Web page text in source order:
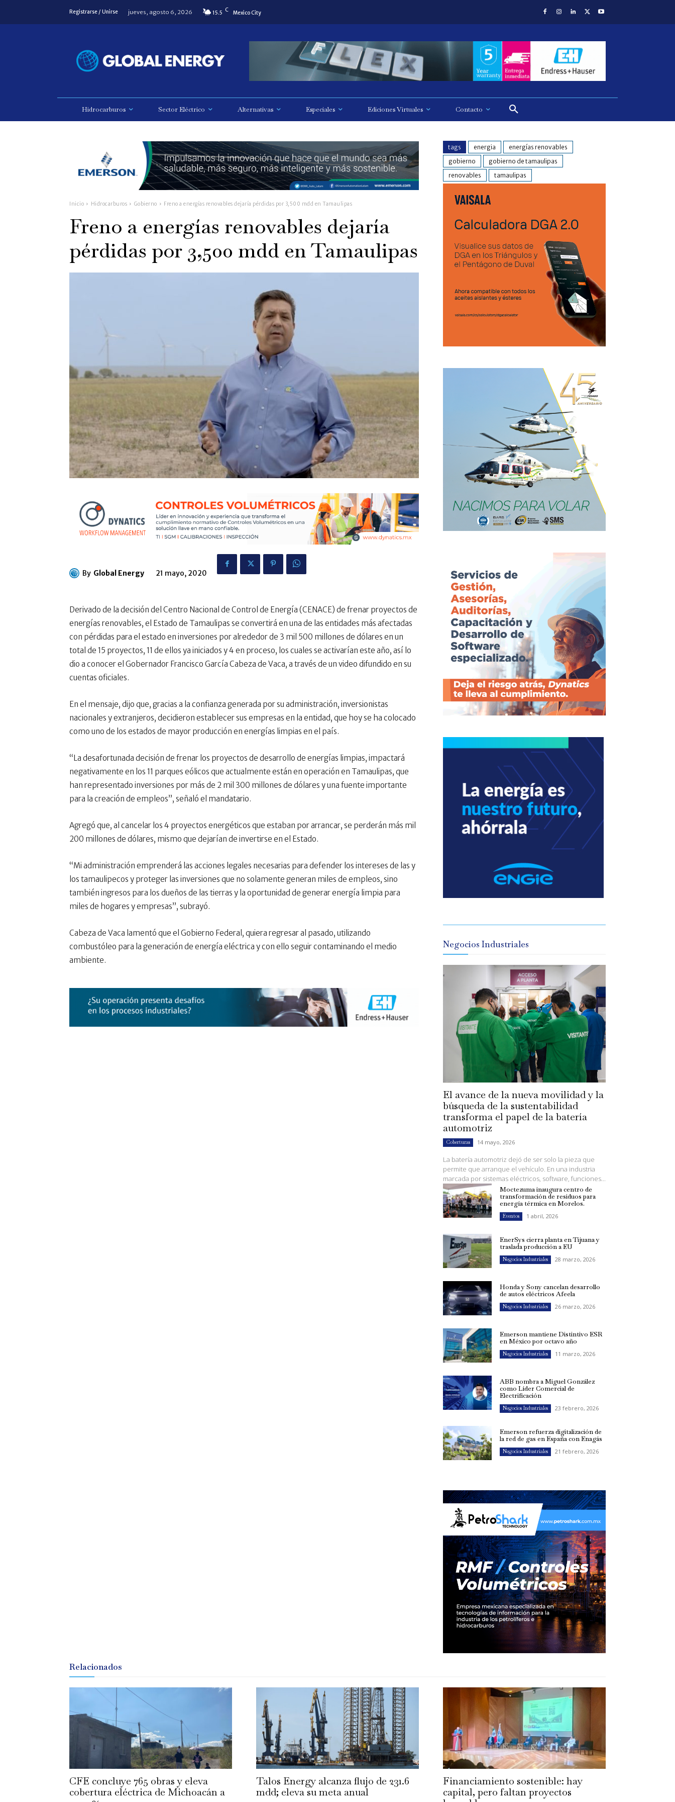
Registrarse / Unirse jueves, agosto 6, 2026 15.5 C Mexico City
Hidrocarburos Sector Eléctrico Alternativas Especiales Ediciones Virtuales Contacto
Inicio Hidrocarburos Gobierno Freno a energías renovables dejaría pérdidas por 3,500 mdd en Tamaulipas
Freno a energías renovables dejaría
pérdidas por 3,500 mdd en Tamaulipas
By Global Energy 21 mayo, 2020
Derivado de la decisión del Centro Nacional de Control de Energía (CENACE) de frenar proyectos de
energías renovables, el Estado de Tamaulipas se convertirá en una de las entidades más afectadas
con pérdidas para el estado en inversiones por alrededor de 3 mil 500 millones de dólares en un
total de 15 proyectos, 11 de ellos ya iniciados y 4 en proceso, los cuales se activarían este año, así lo
dio a conocer el Gobernador Francisco García Cabeza de Vaca, a través de un video difundido en su
cuentas oficiales.
En el mensaje, dijo que, gracias a la confianza generada por su administración, inversionistas
nacionales y extranjeros, decidieron establecer sus empresas en la entidad, que hoy se ha colocado
como uno de los estados de mayor producción en energías limpias en el país.
“La desafortunada decisión de frenar los proyectos de desarrollo de energías limpias, impactará
negativamente en los 11 parques eólicos que actualmente están en operación en Tamaulipas, que
han representado inversiones por más de 2 mil 300 millones de dólares y una fuente importante
para la creación de empleos”, señaló el mandatario.
Agregó que, al cancelar los 4 proyectos energéticos que estaban por arrancar, se perderán más mil
200 millones de dólares, mismo que dejarían de invertirse en el Estado.
“Mi administración emprenderá las acciones legales necesarias para defender los intereses de las y
los tamaulipecos y proteger las inversiones que no solamente generan miles de empleos, sino
también ingresos para los dueños de las tierras y la oportunidad de generar energía limpia para
miles de hogares y empresas”, subrayó.
Cabeza de Vaca lamentó que el Gobierno Federal, quiera regresar al pasado, utilizando
combustóleo para la generación de energía eléctrica y con ello seguir contaminando el medio
ambiente.
tags energia
energías renovables
gobierno
gobierno de tamaulipas
renovables
tamaulipas
Negocios Industriales
El avance de la nueva movilidad y la
búsqueda de la sustentabilidad
transforma el papel de la batería
automotriz
Coberturas 14 mayo, 2026
La batería automotriz dejó de ser solo la pieza que
permite que arranque el vehículo. En una industria
marcada por sistemas eléctricos, software, funciones...
Moctezuma inaugura centro de
transformación de residuos para
energía térmica en Morelos.
Eventos 1 abril, 2026
EnerSys cierra planta en Tijuana y
traslada producción a EU
Negocios Industriales 28 marzo, 2026
Honda y Sony cancelan desarrollo
de autos eléctricos Afeela
Negocios Industriales 26 marzo, 2026
Emerson mantiene Distintivo ESR
en México por octavo año
Negocios Industriales 11 marzo, 2026
ABB nombra a Miguel González
como Líder Comercial de
Electrificación
Negocios Industriales 23 febrero, 2026
Emerson refuerza digitalización de
la red de gas en España con Enagás
Negocios Industriales 21 febrero, 2026
Relacionados
CFE concluye 765 obras y eleva
cobertura eléctrica de Michoacán a
Talos Energy alcanza flujo de 231.6
mdd; eleva su meta anual
Financiamiento sostenible: hay
capital, pero faltan proyectos